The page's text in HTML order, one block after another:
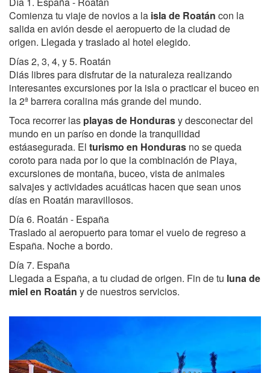
Comienza tu viaje de novios a la isla de Roatán con la
salida en avión desde el aeropuerto de la ciudad de
origen. Llegada y traslado al hotel elegido.
Días 2, 3, 4, y 5. Roatán
Diás libres para disfrutar de la naturaleza realizando
interesantes excursiones por la isla o practicar el buceo en
la 2ª barrera coralina más grande del mundo.
Toca recorrer las playas de Hondurasy desconectar del
mundo en un paríso en donde la tranquilidad
estáasegurada. El turismo en Honduras no se queda
coroto para nada por lo que la combinación de Playa,
excursiones de montaña, buceo, vista de animales
salvajes y actividades acuáticas hacen que sean unos
días en Roatán maravillosos.
Día 6. Roatán - España
Traslado al aeropuerto para tomar el vuelo de regreso a
España. Noche a bordo.
Día 7. España
Llegada a España, a tu ciudad de origen. Fin de tu luna de
miel en Roatán y de nuestros servicios.